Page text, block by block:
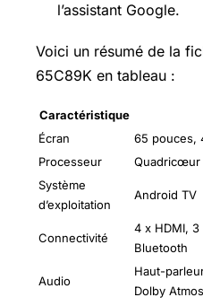
l’assistant Google.
Voici un résumé de la
65C89K en tableau :
Caractéristique
Écran
65 pouces,
Processeur
Quadricœur
Système
d’exploitation
Android TV
Connectivité
4 x HDMI,
Bluetooth
Audio
Haut-
Dolby